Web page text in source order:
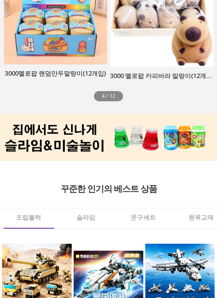
3000멜로팝 랜덤만두말랑이(12개입) 3000 멜로팝 카피바라 말랑이(12개1통)
4/ 12
꾸준한 인기의 베스트 상품
조립블럭 슬라임 문구세트 원목교재